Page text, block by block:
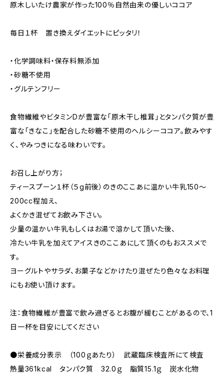
原木しいたけ農家が作った100％自然由来の優しいココア
毎日１杯 置き換えダイエットにピッタリ！
・化学調味料・保存料無添加
・砂糖不使用
・グルテンフリー
食物繊維やビタミンDが豊富な「原木干し椎茸」とタンパク質が豊
富な「きなこ」を配合した砂糖不使用のヘルシーココア。飲みやす
く、やみつきになる味わいです。
お召し上がり方；
ティースプーン１杯（５g前後）のきのここあに温かい牛乳150～
200cc程加え、
よくかき混ぜてお飲み下さい。
少量の温かい牛乳もしくはお湯で溶かして頂いた後、
冷たい牛乳を加えてアイスきのここあにして頂くのもおススメで
す。
ヨーグルトやサラダ、お菓子などかけたり混ぜたり色々なお料理
にもお使い頂けます。
注：食物繊維が豊富で飲み過ぎるとお腹が緩むことがあるので、1
日一杯を目安にしてください
●栄養成分表示 （100ｇあたり） 武蔵臨床検査所にて検査
熱量361kcal タンパク質 32.0ｇ 脂質15.1ｇ 炭水化物